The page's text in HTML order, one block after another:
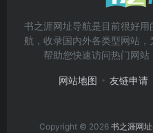
书之涯网址导航是目前很好
航，收录国内外各类型网站，
帮助您快速访问热门网站
网站地图 友链申请
Copyright © 2026 书之涯网